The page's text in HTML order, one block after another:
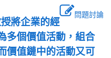
問題討論
將企業的經
多個價值活動，組合
價值鏈中的活動又可